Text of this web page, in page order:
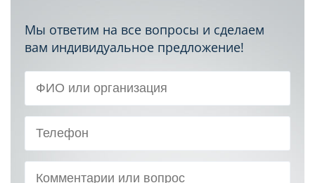
Мы ответим на все вопросы и сделаем
вам индивидуальное предложение!